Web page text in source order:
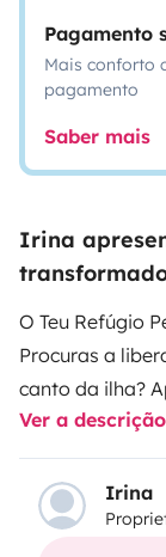
Pagamento
Mais conforto
pagamento
Saber mais
Irina
O Teu Refúgio
Procuras a
canto da ilha?
L4, uma
oferecer a
literalmente,
vistas de Ibiza!
Ver a descrição
Irina